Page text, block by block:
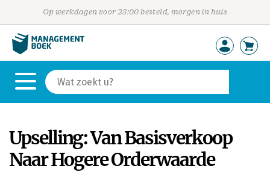
Op werkdagen voor 23:00 besteld, morgen in huis
Upselling: Van Basisverkoop
Naar Hogere Orderwaarde